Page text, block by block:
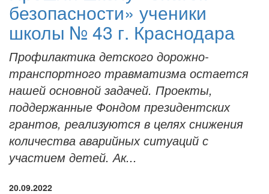
безопасности» ученики
школы № 43 г. Краснодара
Профилактика детского дорожно-
транспортного травматизма остается
нашей основной задачей. Проекты,
поддержанные Фондом президентских
грантов, реализуются в целях снижения
количества аварийных ситуаций с
участием детей. Ак...
20.09.2022